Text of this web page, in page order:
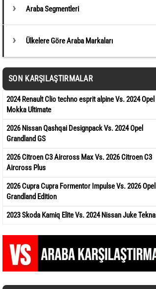
Araba Segmentleri
Ülkelere Göre Araba Markaları
SON KARŞILAŞTIRMALAR
2024 Renault Clio techno esprit alpine Vs. 2024 Opel
Mokka Ultimate
2026 Nissan Qashqai Designpack Vs. 2024 Opel
Grandland GS
2026 Citroen C3 Aircross Max Vs. 2026 Citroen C3
Aircross Plus
2026 Cupra Cupra Formentor Impulse Vs. 2026 Opel
Grandland Edition
2023 Skoda Kamiq Elite Vs. 2024 Nissan Juke Tekna